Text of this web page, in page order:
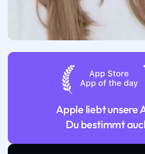
Apple liebt unsere
Du bestimmt